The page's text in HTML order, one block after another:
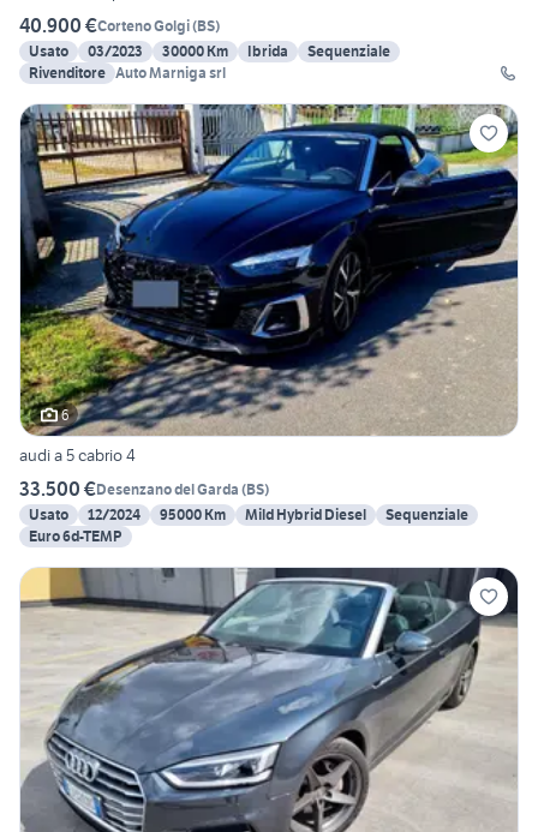
40.900 €Corteno Golgi(BS)
Usato
03/2023 30000 Km Ibrida
Sequenziale
Rivenditore Auto Marniga srl
6
audi a 5 cabrio 4
33.500 €Desenzano del Garda (BS)
Usato
12/2024 95000 Km Mild Hybrid Diesel
Sequenziale
Euro 6d-TEMP